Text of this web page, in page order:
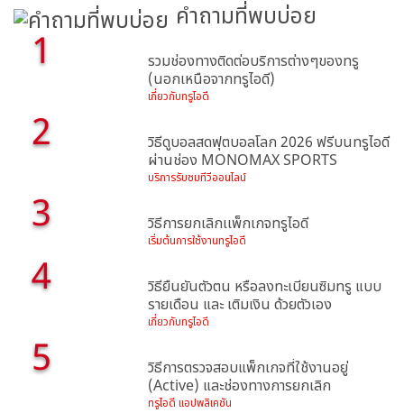
คำถามที่พบบ่อย
1
รวมช่องทางติดต่อบริการต่างๆของทรู
(นอกเหนือจากทรูไอดี)
เกี่ยวกับทรูไอดี
2
วิธีดูบอลสดฟุตบอลโลก 2026 ฟรีบนทรูไอดี
ผ่านช่อง MONOMAX SPORTS
บริการรับชมทีวีออนไลน์
3 วิธีการยกเลิกเเพ็กเกจทรูไอดี
เริ่มต้นการใช้งานทรูไอดี
4
วิธียืนยันตัวตน หรือลงทะเบียนซิมทรู แบบ
รายเดือน และ เติมเงิน ด้วยตัวเอง
เกี่ยวกับทรูไอดี
5
วิธีการตรวจสอบแพ็กเกจที่ใช้งานอยู่
(Active) และช่องทางการยกเลิก
ทรูไอดี แอปพลิเคชัน